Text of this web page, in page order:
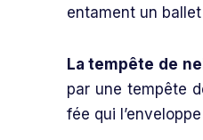
entament un
La tempête de
par une tempête
fée qui